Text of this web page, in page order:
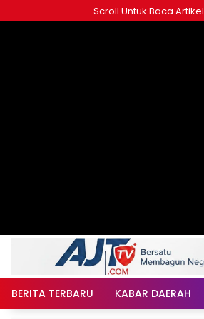
ke
Scroll Untuk Baca Artikel
BERITA TERBARU KABAR DAERAH